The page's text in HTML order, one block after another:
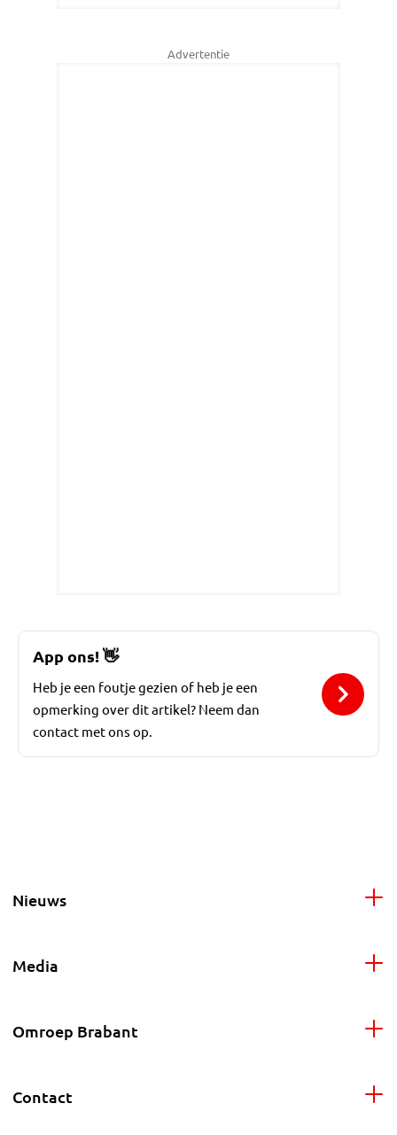
Advertentie
App ons!👋
Heb je een foutje gezien of heb je een
opmerking over dit artikel? Neem dan
contact met ons op.
Nieuws
Media
Omroep Brabant
Contact